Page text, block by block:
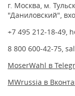
г. Москва, м.
"Даниловский",
+7 495 212-18-49,
8 800 600-42-75,
MoserWahl в
MWrussia в